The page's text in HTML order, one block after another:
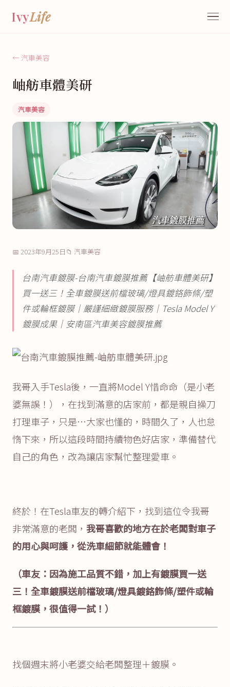
IvyLife
← 汽車美容
岫舫車體美研
汽車美容
📅 2023年9月25日 📁 汽車美容
台南汽車鍍膜-台南汽車鍍膜推薦【岫舫車體美研】
買一送三！全車鍍膜送前檔玻璃/燈具鍍鉻飾條/塑
件或輪框鍍膜│嚴謹細緻鍍膜服務│Tesla Model Y
鍍膜成果│安南區汽車美容鍍膜推薦
我哥入手Tesla後，一直將Model Y惜命命（是小老
婆無誤！），在找到滿意的店家前，都是親自操刀
打理車子，只是…大家也懂的，時間久了，人也怠
惰下來，所以這段時間持續物色好店家，準備替代
自己的角色，改為讓店家幫忙整理愛車。
終於！在Tesla車友的轉介紹下，找到這位令我哥
非常滿意的老闆， 我哥喜歡的地方在於老闆對車子
的用心與呵護，從洗車細節就能體會！
（車友：因為施工品質不錯，加上有鍍膜買一送
三！全車鍍膜送前檔玻璃/燈具鍍鉻飾條/塑件或輪
框鍍膜，很值得一試！）
找個週末將小老婆交給老闆整理＋鍍膜。